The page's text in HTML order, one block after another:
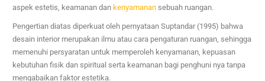
aspek estetis, keamanan dan kenyamanan sebuah ruangan.
Pengertian diatas diperkuat oleh pernyataan Suptandar (1995) bahwa
desain interior merupakan ilmu atau cara pengaturan ruangan, sehingga
memenuhi persyaratan untuk memperoleh kenyamanan, kepuasan
kebutuhan fisik dan spiritual serta keamanan bagi penghuni nya tanpa
mengabaikan faktor estetika.